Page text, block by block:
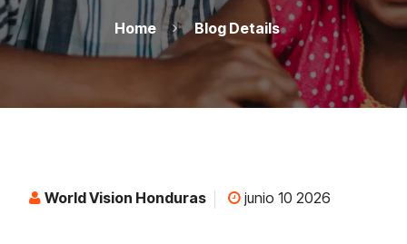
Home Blog Details
World Vision Honduras junio 10 2026